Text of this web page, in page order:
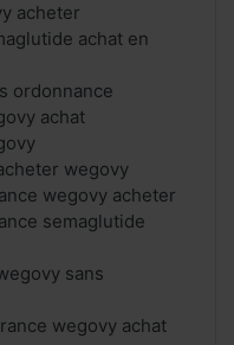
acheter
achat en
ordonnance
achat
wegovy
wegovy acheter
semaglutide
sans
wegovy achat